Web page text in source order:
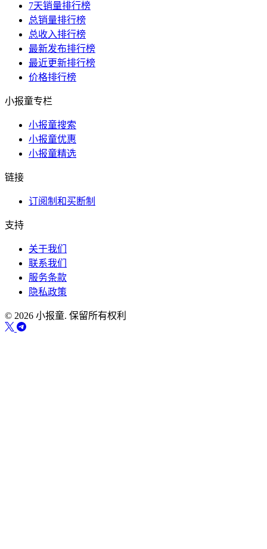
7天销量排行榜
总销量排行榜
总收入排行榜
最新发布排行榜
最近更新排行榜
价格排行榜
小报童专栏
小报童搜索
小报童优惠
小报童精选
链接
订阅制和买断制
支持
关于我们
联系我们
服务条款
隐私政策
© 2026 小报童. 保留所有权利